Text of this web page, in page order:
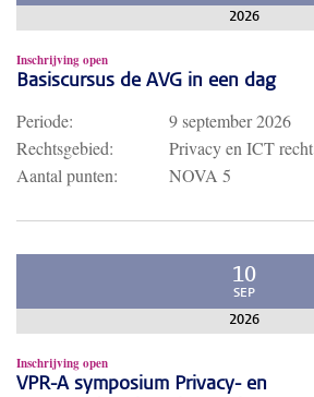
2026
Inschrijving open
Basiscursus de AVG in een dag
Periode:
9 september 2026
Rechtsgebied:
Privacy en ICT recht
Aantal punten:
NOVA 5
10
SEP
2026
Inschrijving open
VPR-A symposium Privacy- en